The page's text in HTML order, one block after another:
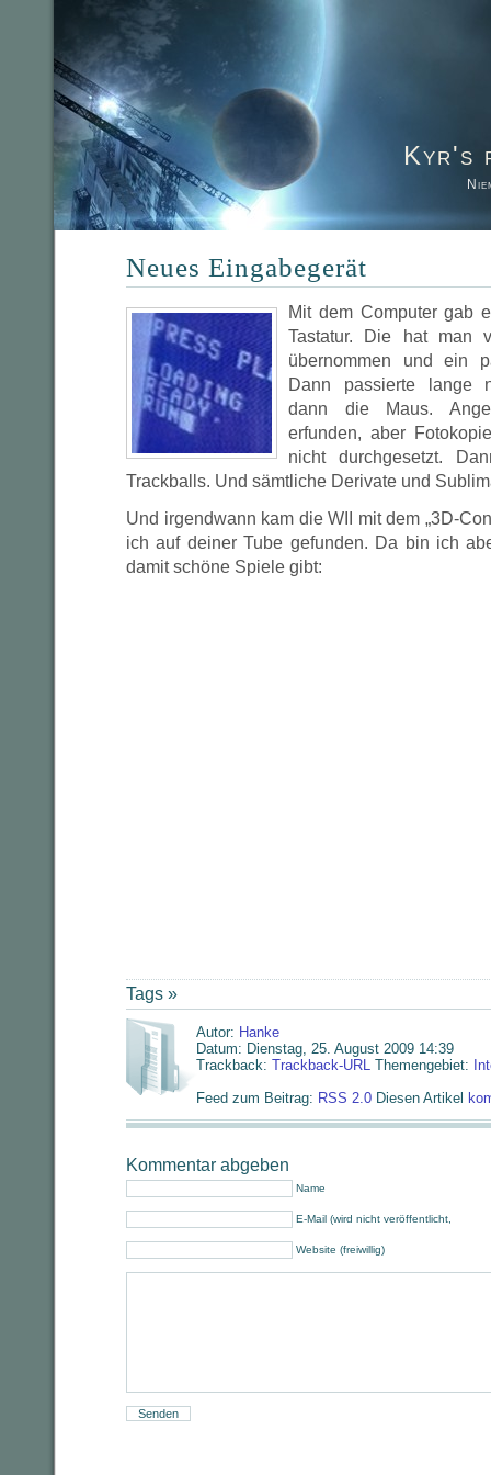
Kyr's
Neues Eingabegerät
Mit dem Computer gab
Tastatur. Die hat man
übernommen und ein
Dann passierte lange
dann die Maus.
erfunden, aber
nicht durchgesetzt.
Trackballs. Und sämtliche Derivate und
Und irgendwann kam die WII mit dem „3D-
ich auf deiner Tube gefunden. Da bin ich
damit schöne Spiele gibt:
Tags »
Autor: Hanke
Datum: Dienstag, 25. August 2009 14:39
Trackback: Trackback-URL Themengebiet:
Feed zum Beitrag: RSS 2.0 Diesen Artikel
Kommentar abgeben
Name
E-Mail (wird nicht veröffentlicht,
Website (freiwillig)